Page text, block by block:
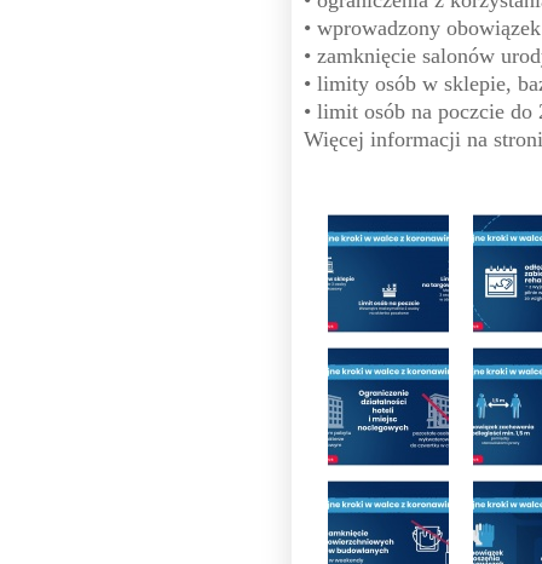
• wprowadzony
• zamknięcie salonów
• limity osób w sklepie,
• limit osób na poczcie
Więcej informacji na